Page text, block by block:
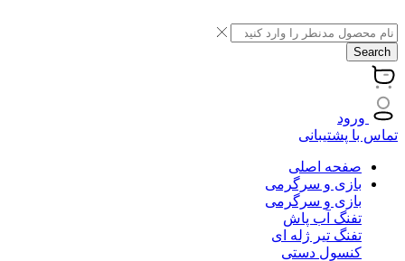
Search
ورود
تماس با پشتیبانی
صفحه اصلی
بازی و سرگرمی
بازی و سرگرمی
تفنگ آب پاش
تفنگ تیر ژله ای
کنسول دستی